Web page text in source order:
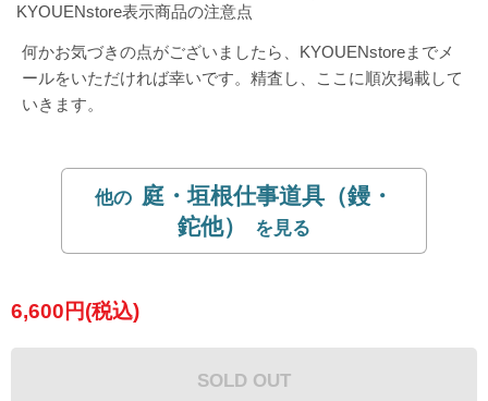
何かお気づきの点がございましたら、KYOUENstoreまでメ
ールをいただければ幸いです。精査し、ここに順次掲載して
いきます。
庭・垣根仕事道具（鏝・
鉈他）
6,600円(税込)
SOLD OUT